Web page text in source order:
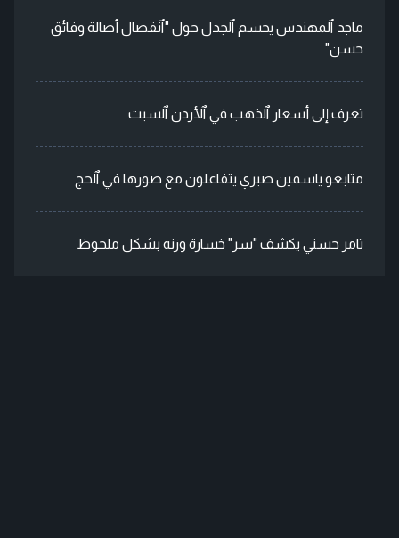
ماجد ٱلمهندس يحسم ٱلجدل حول "ٱنفصال أصالة وفائق
حسن"
تعرف إلى أسعار ٱلذهب في ٱلأردن ٱلسبت
متابعو ياسمين صبري يتفاعلون مع صورها في ٱلحج
تامر حسني يكشف "سر" خسارة وزنه بشكل ملحوظ